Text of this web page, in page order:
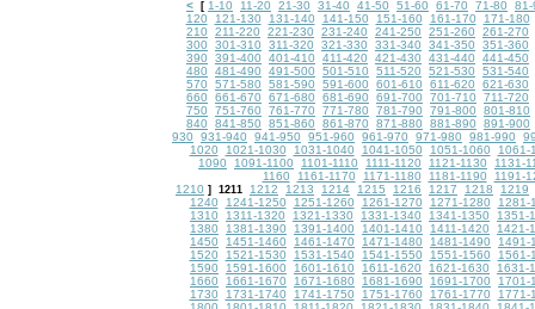
< [ 1-10 11-20 21-30 31-40 41-50 51-60 61-70 71-80
81-
120
121-130 131-140 141-150 151-160 161-170
171-180
210
211-220 221-230 231-240 241-250 251-260
261-270
300
301-310 311-320 321-330 331-340 341-350
351-360
390
391-400 401-410 411-420 421-430 431-440
441-450
480
481-490 491-500 501-510 511-520 521-530
531-540
570
571-580 581-590 591-600 601-610 611-620
621-630
660
661-670 671-680 681-690 691-700 701-710
711-720
750
751-760 761-770 771-780 781-790 791-800
801-810
840
841-850 851-860 861-870 871-880 881-890
891-900
930
931-940 941-950 951-960 961-970 971-980 981-990
1020
1021-1030 1031-1040 1041-1050 1051-1060
1061-
1090
1091-1100 1101-1110 1111-1120 1121-1130
1131-
1160
1161-1170 1171-1180 1181-1190
1191-
1210 ] 1211 1212 1213 1214 1215 1216 1217 1218
1219
1240
1241-1250 1251-1260 1261-1270 1271-1280
1281-
1310
1311-1320 1321-1330 1331-1340 1341-1350
1351-
1380
1381-1390 1391-1400 1401-1410 1411-1420
1421-
1450
1451-1460 1461-1470 1471-1480 1481-1490
1491-
1520
1521-1530 1531-1540 1541-1550 1551-1560
1561-
1590
1591-1600 1601-1610 1611-1620 1621-1630
1631-
1660
1661-1670 1671-1680 1681-1690 1691-1700
1701-
1730
1731-1740 1741-1750 1751-1760 1761-1770
1771-